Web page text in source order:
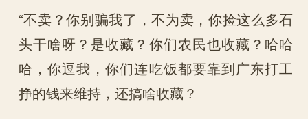
“不卖？你别骗我了，不为卖，你捡这么多石
头干啥呀？是收藏？你们农民也收藏？哈哈
哈，你逗我，你们连吃饭都要靠到广东打工
挣的钱来维持，还搞啥收藏？